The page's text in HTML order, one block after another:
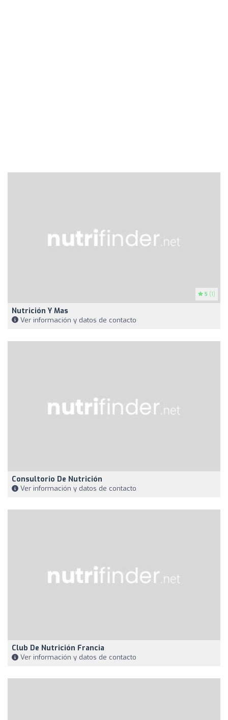
5 (1)
Nutrición Y Mas
Ver información y datos de contacto
Consultorio De Nutrición
Ver información y datos de contacto
Club De Nutrición Francia
Ver información y datos de contacto